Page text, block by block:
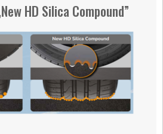
HD Silica Compound”